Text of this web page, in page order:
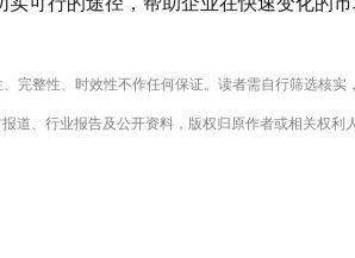
完整性、时效性不作任何保证。读者需自行筛选核实
道、行业报告及公开资料，版权归原作者或相关权利